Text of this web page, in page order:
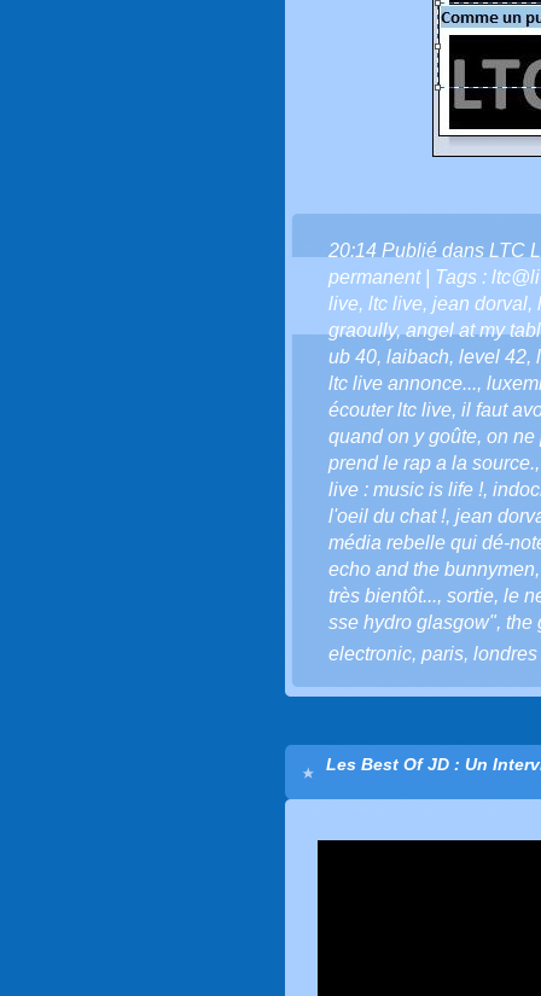
20:14 Publié dans LTC
permanent| Tags :
live, ltc live, jean dorval,
graoully,angel at my
ub 40, laibach, level 42,
ltc live annonce...,
écouter ltc live, il faut
quand on y goûte, on ne
prend le rap a la source.
live : music is life !,
l'oeil du chat !, jean
média rebelle qui dé-
echo and the bunnymen
très bientôt..., sortie, le
sse hydro glasgow", the
electronic, paris, londres
Les Best Of JD : Un